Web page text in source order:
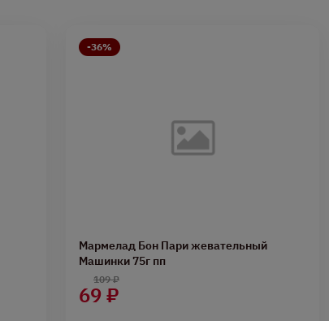
-36%
Мармелад Бон Пари жевательный
Машинки 75г пп
69 ₽
109 ₽